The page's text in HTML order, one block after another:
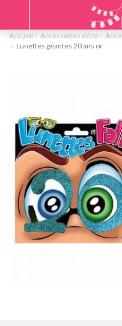
Accueil Accessoires déco
Lunettes géantes 20 ans or